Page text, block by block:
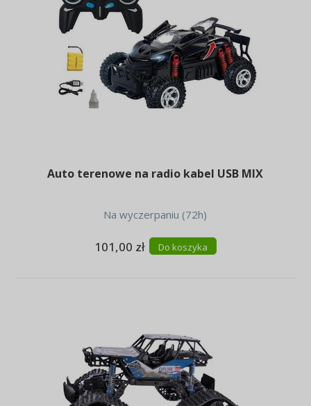
Auto terenowe na radio kabel USB MIX
Na wyczerpaniu (72h)
101,00 zł Do koszyka